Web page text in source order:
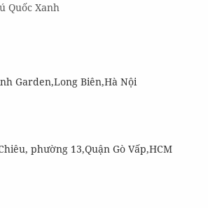
Quốc Xanh
Garden,Long Biên,Hà Nội
phường 13,Quận Gò Vấp,HCM